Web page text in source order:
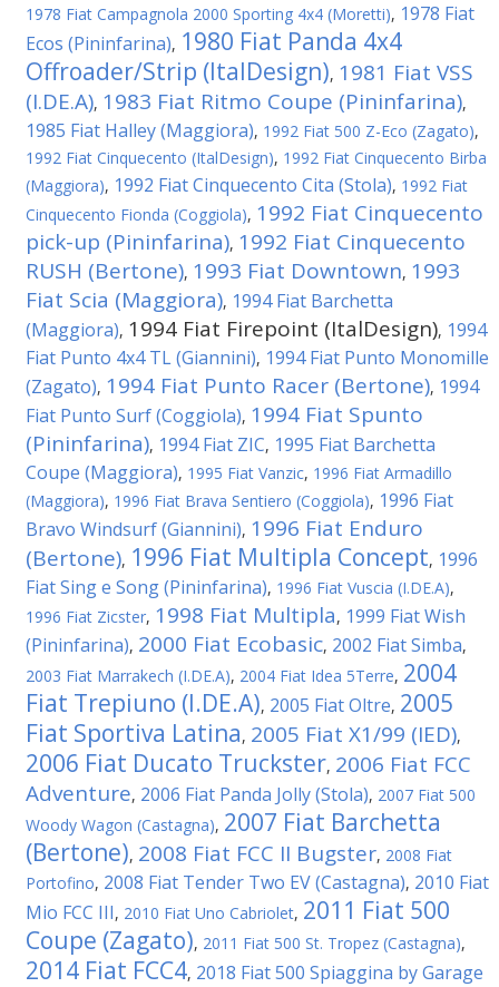
1978 Fiat Campagnola 2000 Sporting 4x4 (Moretti), 1978 Fiat
Ecos (Pininfarina), 1980 Fiat Panda 4x4
Offroader/Strip (ItalDesign), 1981 Fiat VSS
(I.DE.A), 1983 Fiat Ritmo Coupe (Pininfarina),
1985 Fiat Halley (Maggiora), 1992 Fiat 500 Z-Eco (Zagato),
1992 Fiat Cinquecento (ItalDesign), 1992 Fiat Cinquecento Birba
(Maggiora), 1992 Fiat Cinquecento Cita (Stola), 1992 Fiat
Cinquecento Fionda (Coggiola), 1992 Fiat Cinquecento
pick-up (Pininfarina), 1992 Fiat Cinquecento
RUSH (Bertone), 1993 Fiat Downtown, 1993
Fiat Scia (Maggiora), 1994 Fiat Barchetta
(Maggiora), 1994 Fiat Firepoint (ItalDesign), 1994
Fiat Punto 4x4 TL (Giannini), 1994 Fiat Punto Monomille
(Zagato), 1994 Fiat Punto Racer (Bertone), 1994
Fiat Punto Surf (Coggiola), 1994 Fiat Spunto
(Pininfarina), 1994 Fiat ZIC, 1995 Fiat Barchetta
Coupe (Maggiora), 1995 Fiat Vanzic, 1996 Fiat Armadillo
(Maggiora), 1996 Fiat Brava Sentiero (Coggiola), 1996 Fiat
Bravo Windsurf (Giannini), 1996 Fiat Enduro
(Bertone), 1996 Fiat Multipla Concept, 1996
Fiat Sing e Song (Pininfarina), 1996 Fiat Vuscia (I.DE.A),
1996 Fiat Zicster, 1998 Fiat Multipla, 1999 Fiat Wish
(Pininfarina), 2000 Fiat Ecobasic, 2002 Fiat Simba,
2003 Fiat Marrakech (I.DE.A), 2004 Fiat Idea 5Terre, 2004
Fiat Trepiuno (I.DE.A), 2005 Fiat Oltre, 2005
Fiat Sportiva Latina, 2005 Fiat X1/99 (IED),
2006 Fiat Ducato Truckster, 2006 Fiat FCC
Adventure, 2006 Fiat Panda Jolly (Stola), 2007 Fiat 500
Woody Wagon (Castagna), 2007 Fiat Barchetta
(Bertone), 2008 Fiat FCC II Bugster, 2008 Fiat
Portofino, 2008 Fiat Tender Two EV (Castagna), 2010 Fiat
Mio FCC III, 2010 Fiat Uno Cabriolet, 2011 Fiat 500
Coupe (Zagato), 2011 Fiat 500 St. Tropez (Castagna),
2014 Fiat FCC4, 2018 Fiat 500 Spiaggina by Garage